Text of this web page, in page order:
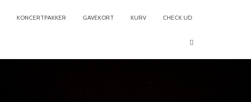
KONCERTPAKKER GAVEKORT KURV CHECK UD